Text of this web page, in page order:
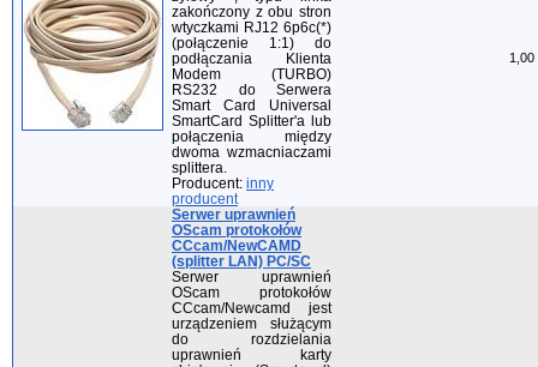
zakończony z obu stron
wtyczkami RJ12 6p6c(*)
(połączenie 1:1) do
podłączania Klienta
Modem (TURBO)
RS232 do Serwera
Smart Card Universal
SmartCard Splitter'a lub
połączenia między
dwoma wzmacniaczami
splittera.
Producent: inny
producent
1,00
Serwer uprawnień
OScam protokołów
CCcam/NewCAMD
(splitter LAN) PC/SC
Serwer uprawnień
OScam protokołów
CCcam/Newcamd jest
urządzeniem służącym
do rozdzielania
uprawnień karty